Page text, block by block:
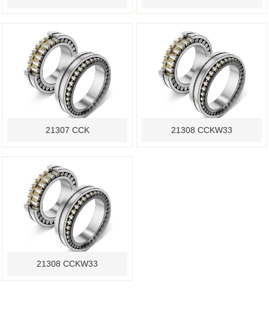
21307 CCK 21308 CCKW33
21308 CCKW33